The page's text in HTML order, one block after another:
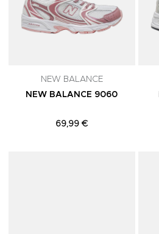
NEW BALANCE
NEW BALANCE 9060
69,99 €